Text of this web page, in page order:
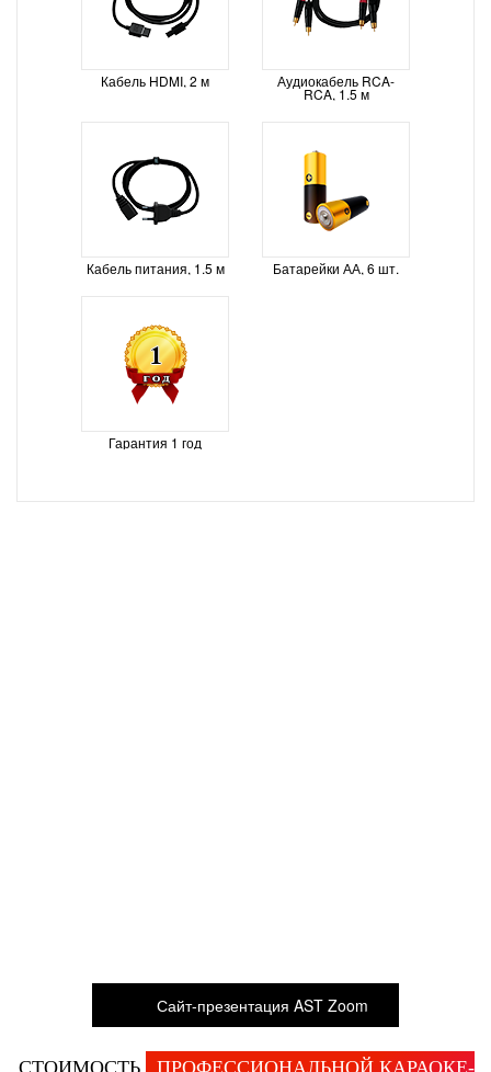
Кабель HDMI, 2 м Аудиокабель RCA-
RCA, 1.5 м
Кабель питания, 1.5 м Батарейки АА, 6 шт.
Гарантия 1 год
Сайт-презентация AST Zoom
СТОИМОСТЬ
ПРОФЕССИОНАЛЬНОЙ КАРАОКЕ-